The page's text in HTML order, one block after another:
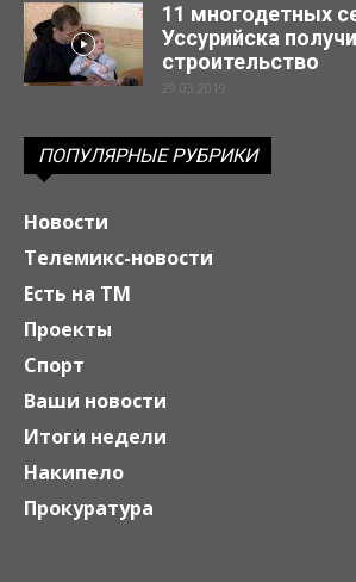
11 многодетных
Уссурийска
строительство
29.03.2019
ПОПУЛЯРНЫЕ РУБРИКИ
Новости
Телемикс-новости
Есть на ТМ
Проекты
Спорт
Ваши новости
Итоги недели
Накипело
Прокуратура